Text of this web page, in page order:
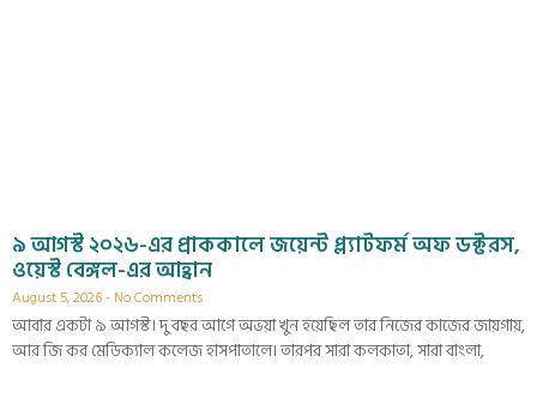
৯ আগস্ট ২০২৬-এর প্রাককালে জয়েন্ট প্ল্যাটফর্ম অফ ডক্টরস,
ওয়েস্ট বেঙ্গল-এর আহ্বান
August 5, 2026 No Comments
আবার একটা ৯ আগস্ট। দু বছর আগে অভয়া খুন হয়েছিল তার নিজের কাজের জায়গায়,
আর জি কর মেডিক্যাল কলেজ হাসপাতালে। তারপর সারা কলকাতা, সারা বাংলা,